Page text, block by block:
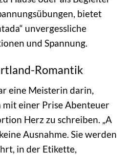
bietet
unvergessliche
und Spannung.
Romantik
eine Meisterin darin,
mit einer Prise Abenteuer
Herz zu schreiben. „A
Ausnahme. Sie werden
in der Etikette,